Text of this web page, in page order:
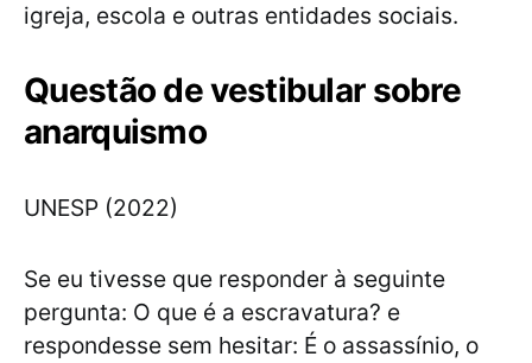
igreja, escola e outras entidades sociais.
Questão de vestibular sobre
anarquismo
UNESP (2022)
Se eu tivesse que responder à seguinte
pergunta: O que é a escravatura? e
respondesse sem hesitar: É o assassínio, o